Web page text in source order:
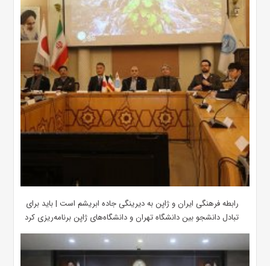
رابطه فرهنگی ایران و ژاپن به دیرینگی جاده ابریشم است | باید برای
تبادل دانشجو بین دانشگاه تهران و دانشگاه‌های ژاپن برنامه‌ریزی کرد